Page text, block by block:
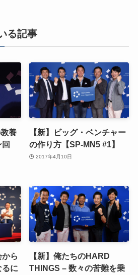
る記事
養
【新】ビッグ・ベンチャー
の作り方【SP-MN5 #1】
2017年4月10日
から
に
【新】俺たちのHARD
THINGS – 数々の苦難を乗